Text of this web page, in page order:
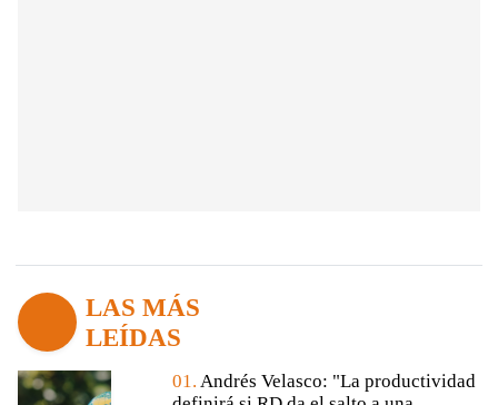
LAS MÁS
LEÍDAS
01. Andrés Velasco: "La productividad